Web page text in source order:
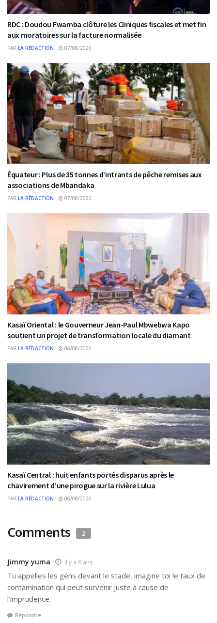
RDC : Doudou Fwamba clôture les Cliniques fiscales et met fin
aux moratoires sur la facture normalisée
PAR LA RÉDACTION 07/08/2026
Équateur : Plus de 35 tonnes d’intrants de pêche remises aux
associations de Mbandaka
PAR LA RÉDACTION 07/08/2026
Kasaï Oriental : le Gouverneur Jean-Paul Mbwebwa Kapo
soutient un projet de transformation locale du diamant
PAR LA RÉDACTION 06/08/2026
Kasaï Central : huit enfants portés disparus après le
chavirement d’une pirogue sur la rivière Lulua
PAR LA RÉDACTION 06/08/2026
Comments 2
Jimmy yuma il y a 6 ans
Tu appelles les gens devant le stade, imagine toi le taux de
contamination qui peut survenir juste à cause de
l’imprudence.
Répondre